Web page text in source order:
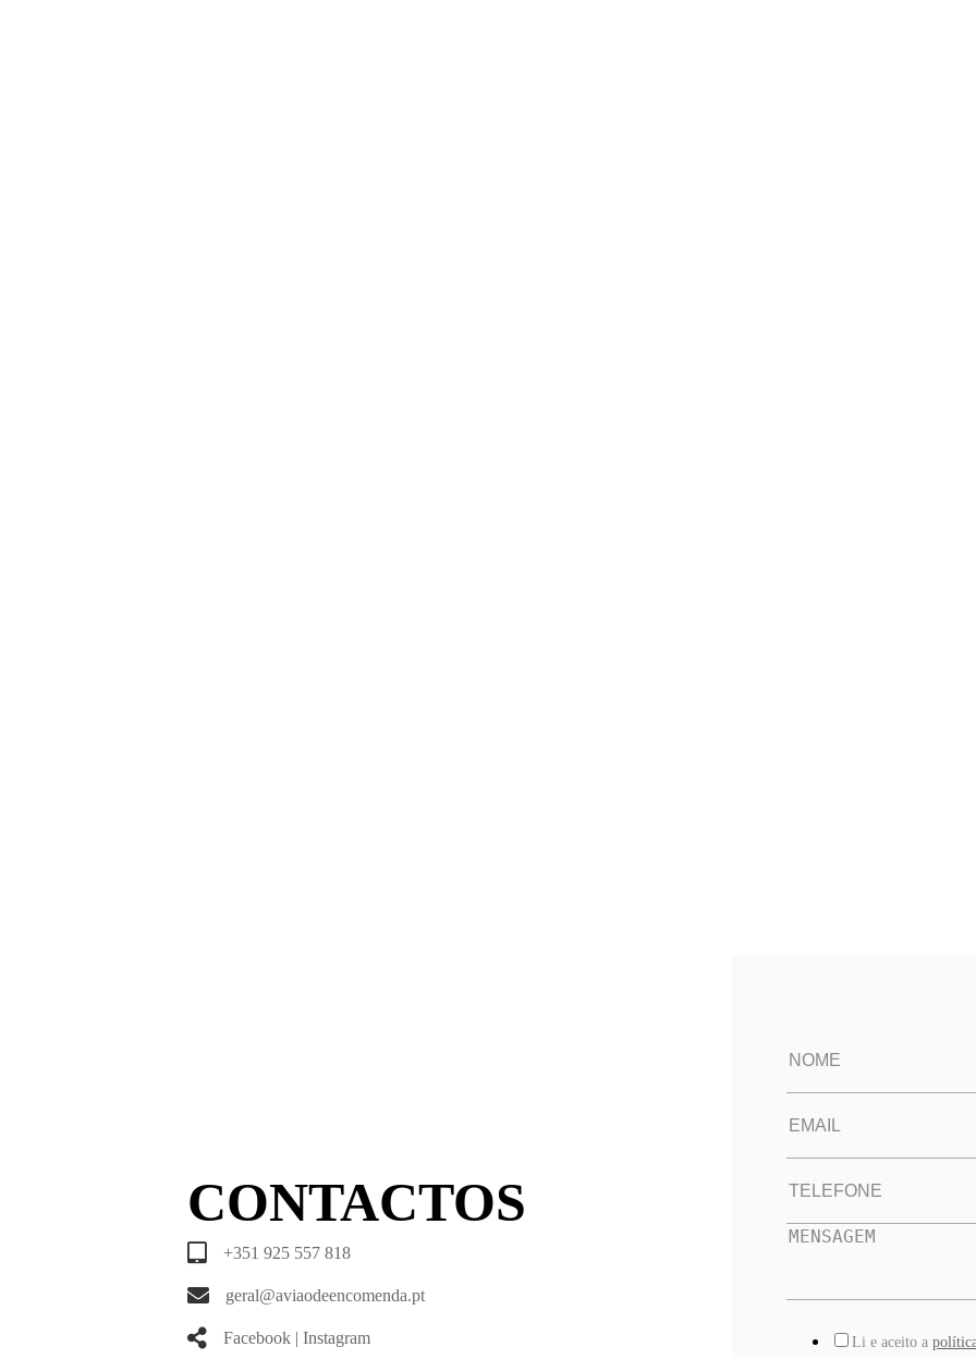
CONTACTOS
+351 925 557 818
geral@aviaodeencomenda.pt
Facebook | Instagram Li e aceito a